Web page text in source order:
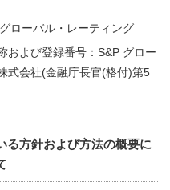
ローバル・レーティング
および登録番号：S&P グロー
式会社(金融庁長官(格付)第5
る方針および方法の概要に